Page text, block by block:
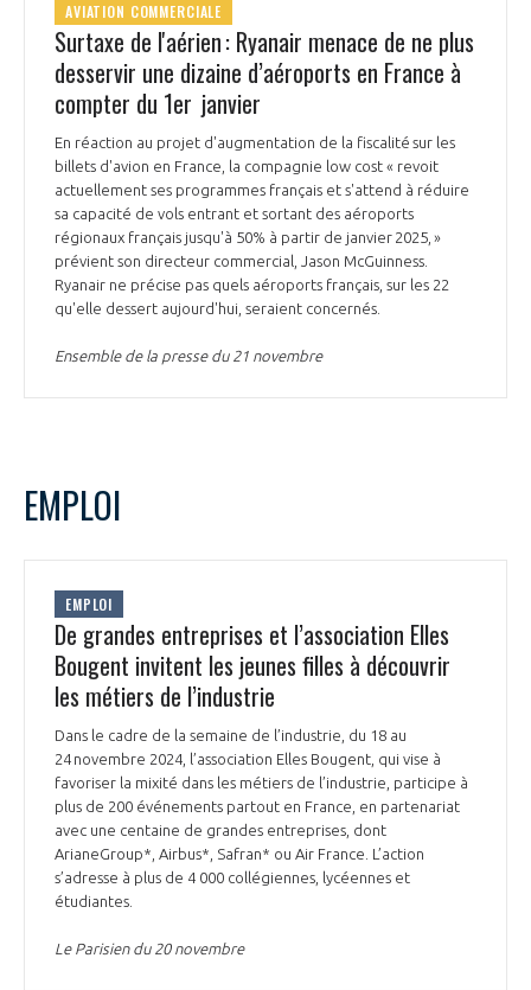
AVIATION COMMERCIALE
Surtaxe de l'aérien : Ryanair menace de ne plus
desservir une dizaine d’aéroports en France à
compter du 1er janvier
En réaction au projet d'augmentation de la fiscalité sur les
billets d'avion en France, la compagnie low cost « revoit
actuellement ses programmes français et s'attend à réduire
sa capacité de vols entrant et sortant des aéroports
régionaux français jusqu'à 50% à partir de janvier 2025, »
prévient son directeur commercial, Jason McGuinness.
Ryanair ne précise pas quels aéroports français, sur les 22
qu'elle dessert aujourd'hui, seraient concernés.
Ensemble de la presse du 21 novembre
EMPLOI
EMPLOI
De grandes entreprises et l’association Elles
Bougent invitent les jeunes filles à découvrir
les métiers de l’industrie
Dans le cadre de la semaine de l’industrie, du 18 au
24 novembre 2024, l’association Elles Bougent, qui vise à
favoriser la mixité dans les métiers de l’industrie, participe à
plus de 200 événements partout en France, en partenariat
avec une centaine de grandes entreprises, dont
ArianeGroup*, Airbus*, Safran* ou Air France. L’action
s’adresse à plus de 4 000 collégiennes, lycéennes et
étudiantes.
Le Parisien du 20 novembre